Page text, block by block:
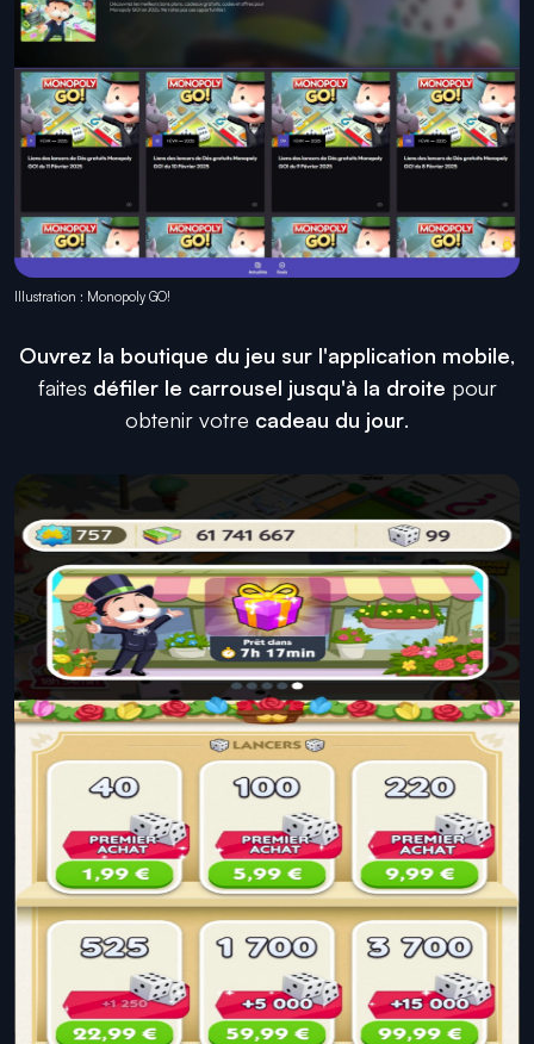
Illustration : Monopoly GO!
Ouvrez la boutique du jeu sur l'application mobile,
faites défiler le carrousel jusqu'à la droite pour
obtenir votre cadeau du jour.